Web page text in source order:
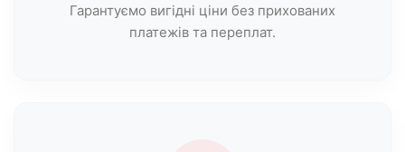
Гарантуємо вигідні ціни без прихованих
платежів та переплат.